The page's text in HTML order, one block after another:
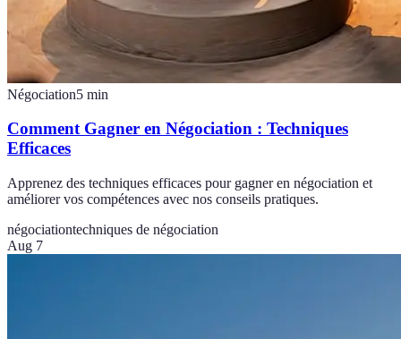
Négociation5 min
Comment Gagner en Négociation : Techniques
Efficaces
Apprenez des techniques efficaces pour gagner en négociation et
améliorer vos compétences avec nos conseils pratiques.
négociationtechniques de négociation
Aug 7